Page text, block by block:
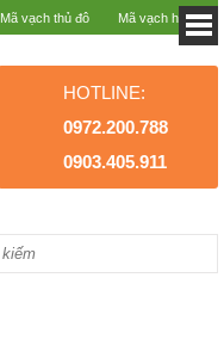
Mã vạch thủ đô Mã vạch hà nội
HOTLINE:
0972.200.788
0903.405.911